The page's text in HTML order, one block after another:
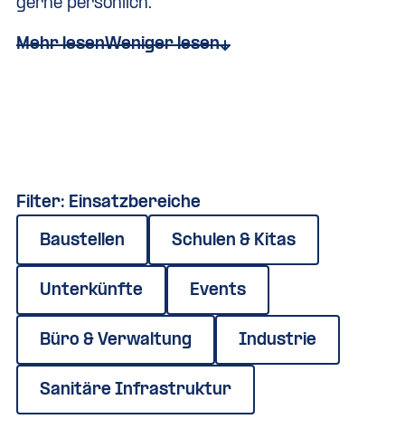
gerne persönlich.
Mehr lesenWeniger lesen
Filter: Einsatzbereiche
Baustellen Schulen & Kitas
Unterkünfte Events
Büro & Verwaltung Industrie
Sanitäre Infrastruktur